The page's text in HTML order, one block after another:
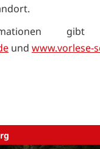
und www.vorlese-